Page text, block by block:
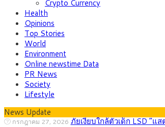
Crypto Currency
Health
Opinions
Top Stories
World
Environment
Online newstime Data
PR News
Society
Lifestyle
News Update
กรกฎาคม 27, 2026 กรุงศรี คาดเงินบาทสัปดาห์